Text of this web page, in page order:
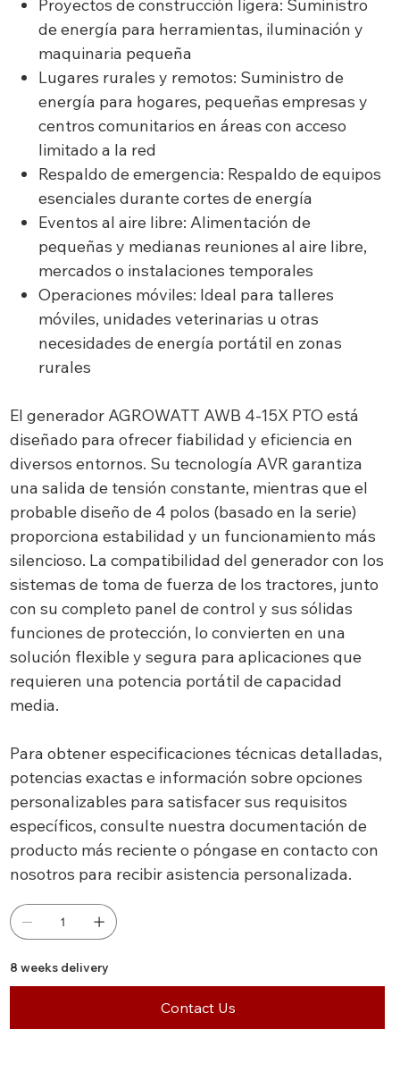
Proyectos de construcción ligera: Suministro
de energía para herramientas, iluminación y
maquinaria pequeña
Lugares rurales y remotos: Suministro de
energía para hogares, pequeñas empresas y
centros comunitarios en áreas con acceso
limitado a la red
Respaldo de emergencia: Respaldo de equipos
esenciales durante cortes de energía
Eventos al aire libre: Alimentación de
pequeñas y medianas reuniones al aire libre,
mercados o instalaciones temporales
Operaciones móviles: Ideal para talleres
móviles, unidades veterinarias u otras
necesidades de energía portátil en zonas
rurales
El generador AGROWATT AWB 4-15X PTO está
diseñado para ofrecer fiabilidad y eficiencia en
diversos entornos. Su tecnología AVR garantiza
una salida de tensión constante, mientras que el
probable diseño de 4 polos (basado en la serie)
proporciona estabilidad y un funcionamiento más
silencioso. La compatibilidad del generador con los
sistemas de toma de fuerza de los tractores, junto
con su completo panel de control y sus sólidas
funciones de protección, lo convierten en una
solución flexible y segura para aplicaciones que
requieren una potencia portátil de capacidad
media.
Para obtener especificaciones técnicas detalladas,
potencias exactas e información sobre opciones
personalizables para satisfacer sus requisitos
específicos, consulte nuestra documentación de
producto más reciente o póngase en contacto con
nosotros para recibir asistencia personalizada.
8 weeks delivery
Contact Us